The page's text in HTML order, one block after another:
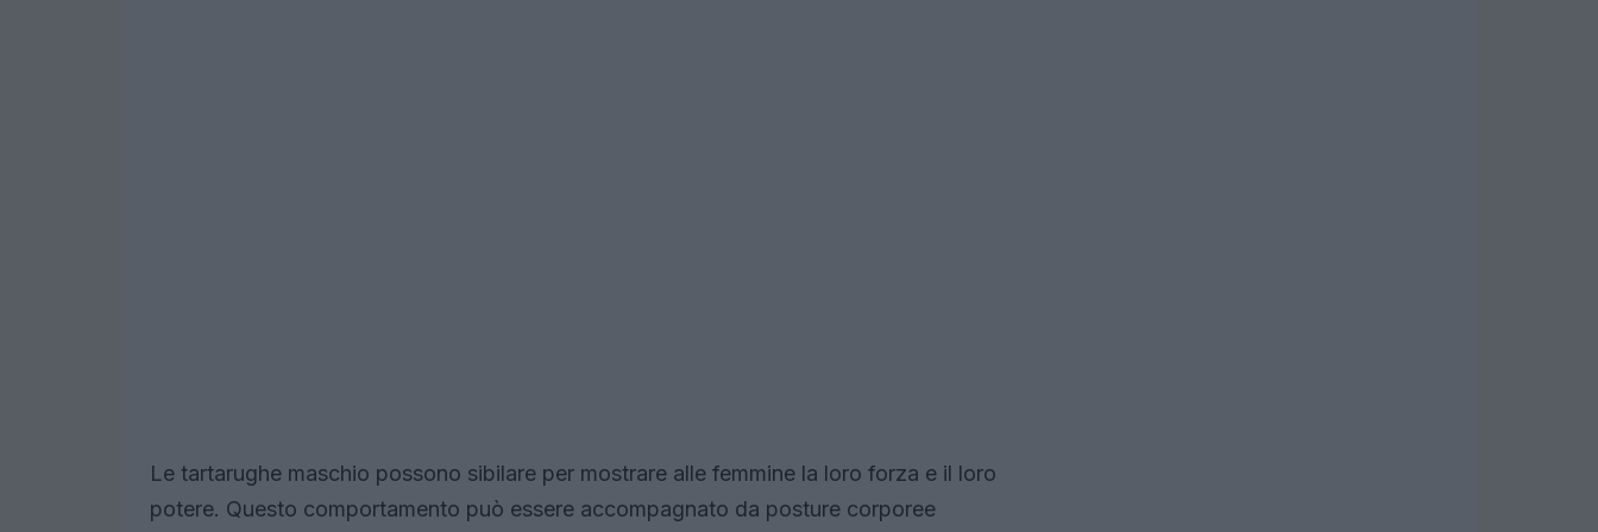
Le tartarughe maschio possono sibilare per mostrare alle femmine la loro forza e il loro
potere. Questo comportamento può essere accompagnato da posture corporee